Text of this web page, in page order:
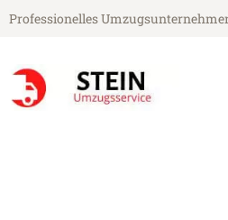
Professionelles